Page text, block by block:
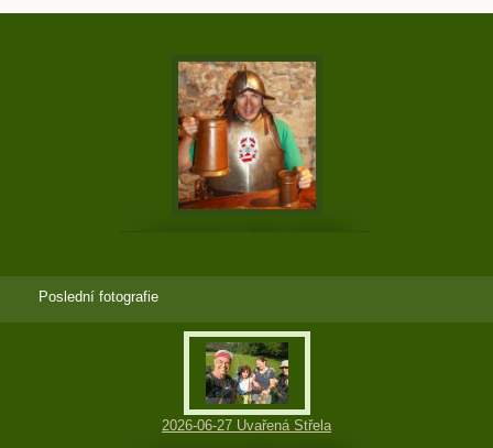
Poslední fotografie
2026-06-27 Uvařená Střela